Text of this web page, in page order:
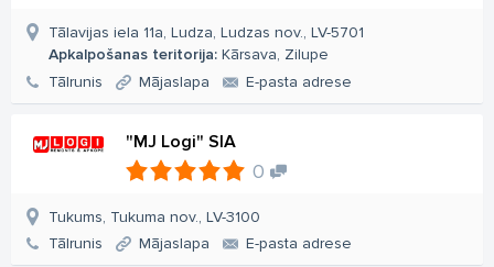
Tālavijas iela 11a, Ludza, Ludzas nov., LV-5701
Apkalpošanas teritorija: Kārsava, Zilupe
Tālrunis
Mājaslapa E-pasta adrese
"MJ Logi" SIA
0
Tukums, Tukuma nov., LV-3100
Tālrunis
Mājaslapa E-pasta adrese